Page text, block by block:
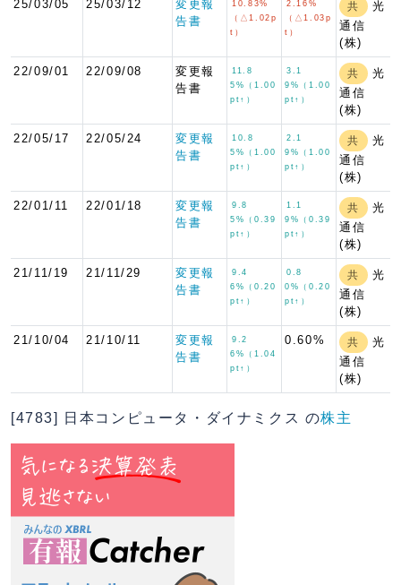
25/03/05 25/03/12
変更報
告書
10.83%
（△1.02p
t）
2.16%
（△1.03p
t）
共
光
通信
(株)
22/09/01 22/09/08
変更報
告書
11.8
5%（1.00
pt↑）
3.1
9%（1.00
pt↑）
共
光
通信
(株)
22/05/17 22/05/24
変更報
告書
10.8
5%（1.00
pt↑）
2.1
9%（1.00
pt↑）
共
光
通信
(株)
22/01/11 22/01/18
変更報
告書
9.8
5%（0.39
pt↑）
1.1
9%（0.39
pt↑）
共
光
通信
(株)
21/11/19 21/11/29
変更報
告書
9.4
6%（0.20
pt↑）
0.8
0%（0.20
pt↑）
共
光
通信
(株)
21/10/04 21/10/11
変更報
告書
9.2
6%（1.04
pt↑）
0.60% 共
光
通信
(株)
[4783] 日本コンピュータ・ダイナミクス の株主